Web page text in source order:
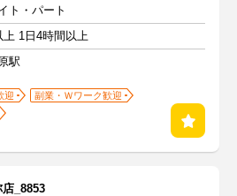
ト・パート
上 1日4時間以上
駅
迎
副業・Ｗワーク歓迎
_8853